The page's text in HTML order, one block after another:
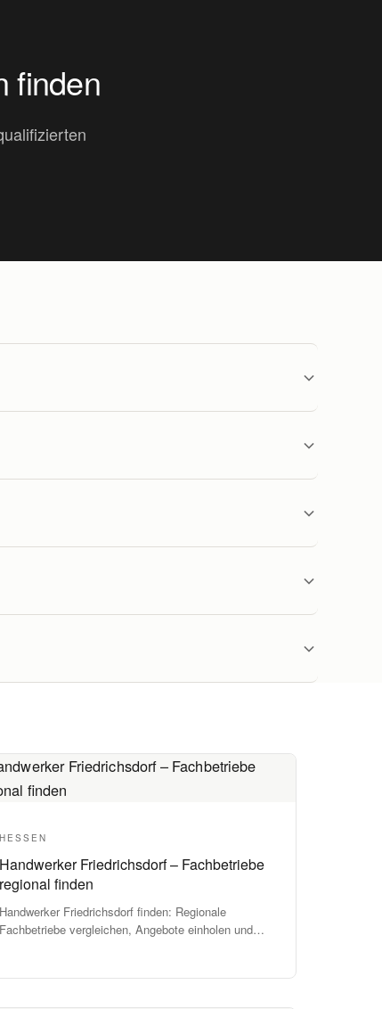
finden
HESSEN
Handwerker Friedrichsdorf – Fachbetriebe
regional finden
Handwerker Friedrichsdorf finden: Regionale
Fachbetriebe vergleichen, Angebote einholen und